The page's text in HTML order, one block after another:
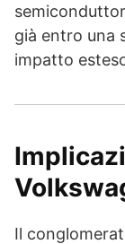
già entro una
impatto
Il